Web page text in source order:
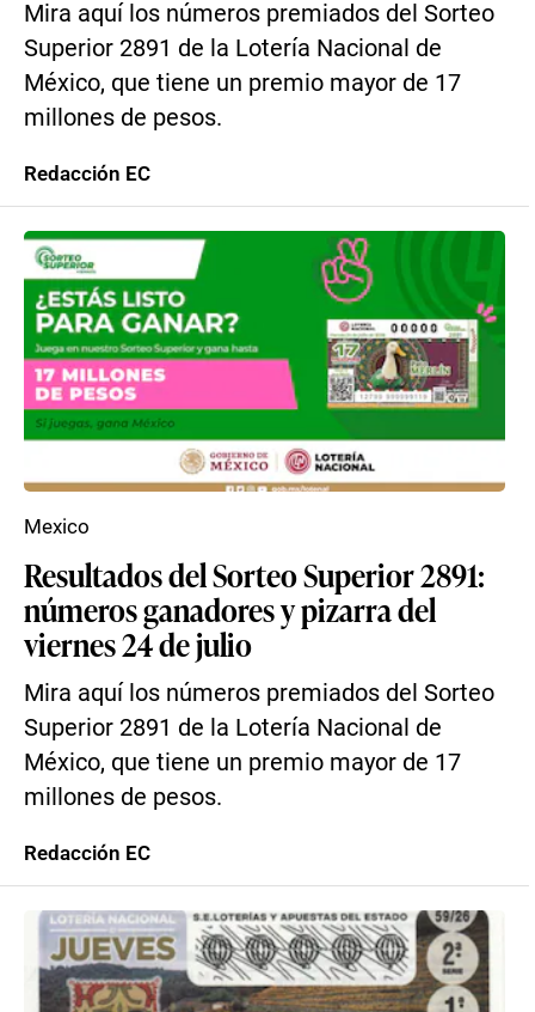
Mira aquí los números premiados del Sorteo
Superior 2891 de la Lotería Nacional de
México, que tiene un premio mayor de 17
millones de pesos.
Redacción EC
Resultados del Sorteo Superior 2891:
números ganadores y pizarra del
viernes 24 de julio
Mira aquí los números premiados del Sorteo
Superior 2891 de la Lotería Nacional de
México, que tiene un premio mayor de 17
millones de pesos.
Mexico
Redacción EC